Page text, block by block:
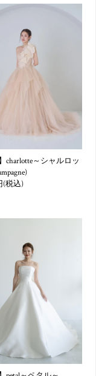
ご契約をいただい
為が認められた場
断りさせていただ
なくなった時から
団関係企業、総会
⼒集団、その他これ
き、若しくは反社
き。
迫、恐喝、威圧的
を超える負担を要
為。
、善良の風俗に反
て当社の信用を棄
と認められるとき。
】charlotte～シャルロッ
(税込)